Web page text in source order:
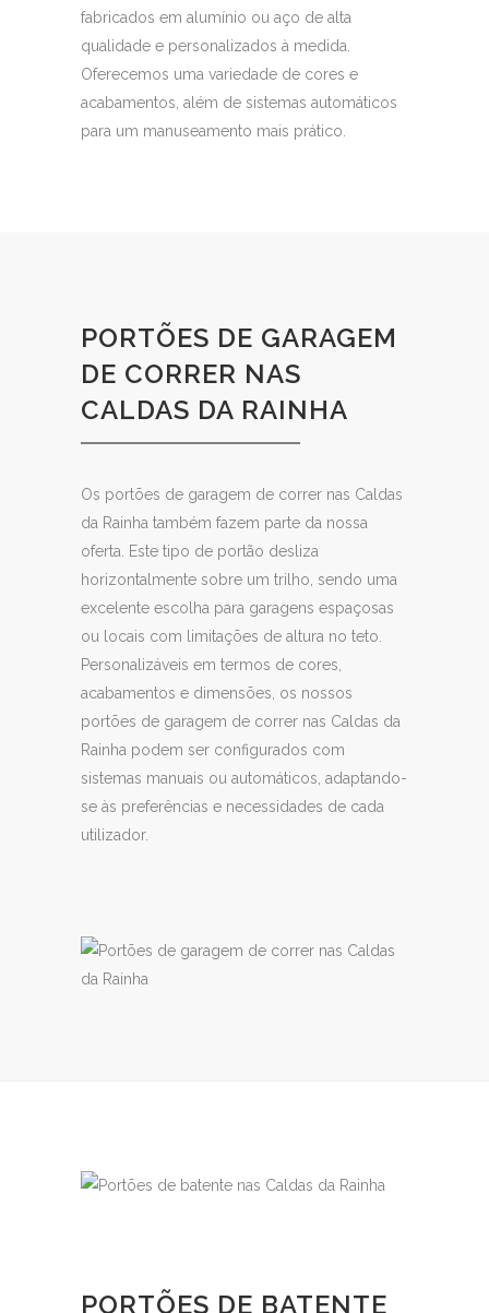
fabricados em alumínio ou aço de alta
qualidade e personalizados à medida.
Oferecemos uma variedade de cores e
acabamentos, além de sistemas automáticos
para um manuseamento mais prático.
PORTÕES DE GARAGEM
DE CORRER NAS
CALDAS DA RAINHA
Os portões de garagem de correr nas Caldas
da Rainha também fazem parte da nossa
oferta. Este tipo de portão desliza
horizontalmente sobre um trilho, sendo uma
excelente escolha para garagens espaçosas
ou locais com limitações de altura no teto.
Personalizáveis em termos de cores,
acabamentos e dimensões, os nossos
portões de garagem de correr nas Caldas da
Rainha podem ser configurados com
sistemas manuais ou automáticos, adaptando-
se às preferências e necessidades de cada
utilizador.
PORTÕES DE BATENTE